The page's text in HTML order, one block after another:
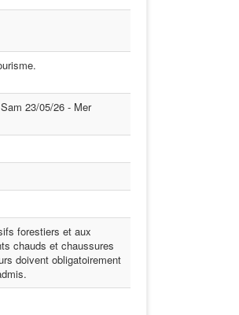
23/05/26 - Mer
forestiers et aux
chauds et chaussures
doivent obligatoirement